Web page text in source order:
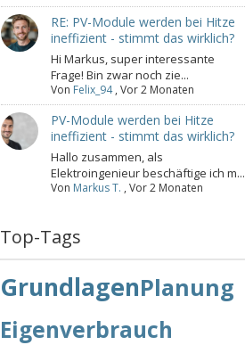
RE: PV-Module werden bei Hitze
ineffizient - stimmt das wirklich?
Hi Markus, super interessante
Frage! Bin zwar noch zie...
Von Felix_94, Vor 2 Monaten
PV-Module werden bei Hitze
ineffizient - stimmt das wirklich?
Hallo zusammen, als
Elektroingenieur beschäftige ich m...
Von Markus T. , Vor 2 Monaten
Top-Tags
GrundlagenPlanung
Eigenverbrauch